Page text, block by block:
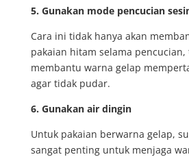
5. Gunakan mode pencucian
Cara ini tidak hanya akan
pakaian hitam selama
membantu warna gelap
agar tidak pudar.
6. Gunakan air dingin
Untuk pakaian berwarna gelap,
sangat penting untuk menjaga